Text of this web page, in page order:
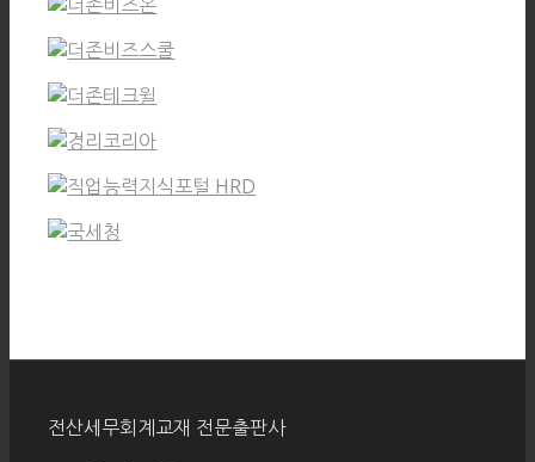
전산세무회계교재 전문출판사